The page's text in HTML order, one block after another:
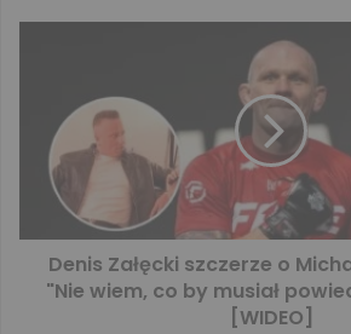
Denis Załęcki szczerze o
"Nie wiem, co by musiał
[WIDEO]